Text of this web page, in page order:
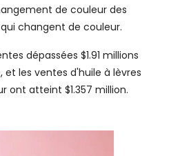
de couleur des
changent de couleur.
dépassées $1.91 millions
les ventes d'huile à lèvres
ont atteint $1.357 million.